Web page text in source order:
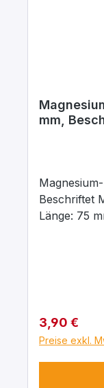
mm,
Beschriftet
Länge: 75
Regulärer
3,90 €
Preise exkl.